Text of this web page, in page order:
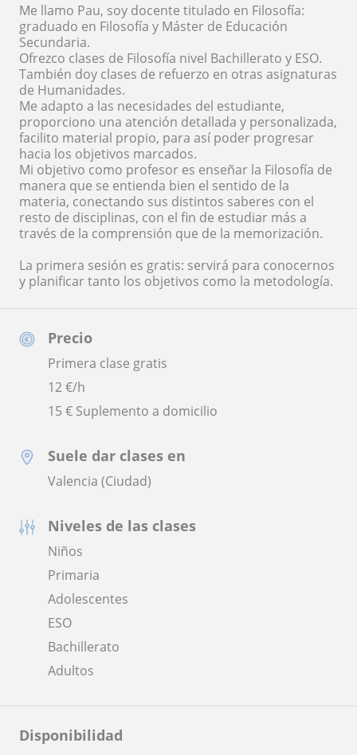
Precio
Primera clase gratis
12€/h
15 € Suplemento a domicilio
Suele dar clases en
Valencia (Ciudad)
Niveles de las clases
Niños
Primaria
Adolescentes
ESO
Bachillerato
Adultos
Disponibilidad
Me llamo Pau, soy docente titulado en Filosofía:
graduado en Filosofía y Máster de Educación
Secundaria.
Ofrezco clases de Filosofía nivel Bachillerato y ESO.
También doy clases de refuerzo en otras asignaturas
de Humanidades.
Me adapto a las necesidades del estudiante,
proporciono una atención detallada y personalizada,
facilito material propio, para así poder progresar
hacia los objetivos marcados.
Mi objetivo como profesor es enseñar la Filosofía de
manera que se entienda bien el sentido de la
materia, conectando sus distintos saberes con el
resto de disciplinas, con el fin de estudiar más a
través de la comprensión que de la memorización.
La primera sesión es gratis: servirá para conocernos
y planificar tanto los objetivos como la metodología.